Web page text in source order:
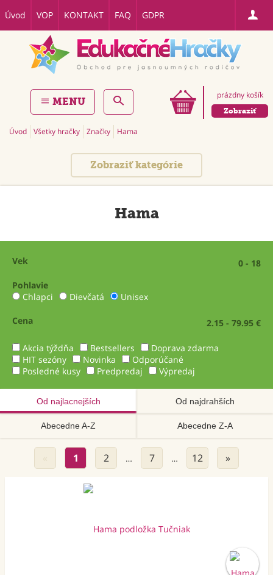
Úvod VOP KONTAKT FAQ GDPR
prázdny košík
Zobraziť
MENU
Úvod Všetky hračky Značky Hama
Zobraziť kategórie
Hama
Vek
0 - 18
Pohlavie
Chlapci
Dievčatá Unisex
Cena 2.15 - 79.95 €
Akcia týždňa Bestsellers
Doprava zdarma
HIT sezóny
Novinka
Odporúčané
Posledné kusy
Predpredaj Výpredaj
Od najlacnejších Od najdrahších
Abecedne A-Z Abecedne Z-A
1 2 … 7 … 12 »